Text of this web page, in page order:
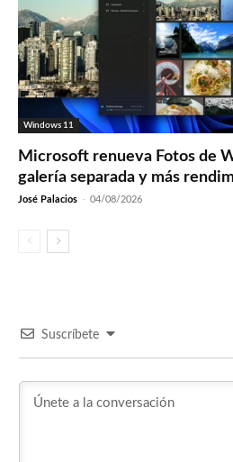
Windows 11
Microsoft renueva Fotos de
galería separada y más
José Palacios - 04/08/2026
Suscríbete